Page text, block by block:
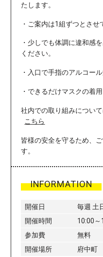
たします。
・ご案内は1組ずつとさせ
・少しでも体調に違和感
ください。
・入口で手指のアルコー
・できるだけマスクの着
社内での取り組みについ
こちら
皆様の安全を守るため、
す。
INFORMATION
開催日
毎週 土
開催時間
10:00～
参加費
無料
開催場所
府中町